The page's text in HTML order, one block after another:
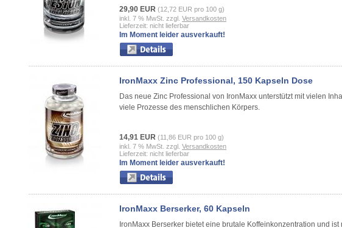
29,90 EUR (12,72 EUR pro 100 g)
inkl. 7 % MwSt. zzgl. Versandkosten
Lieferzeit: nicht lieferbar
Im Moment leider ausverkauft!
IronMaxx Zinc Professional, 150 Kapseln Dose
Das neue Zinc Professional von IronMaxx unterstützt mit vielen
viele Prozesse des menschlichen Körpers.
14,91 EUR (11,86 EUR pro 100 g)
inkl. 7 % MwSt. zzgl. Versandkosten
Lieferzeit: nicht lieferbar
Im Moment leider ausverkauft!
IronMaxx Berserker, 60 Kapseln
IronMaxx Berserker bietet eine brutale Koffeinkonzentration und ist